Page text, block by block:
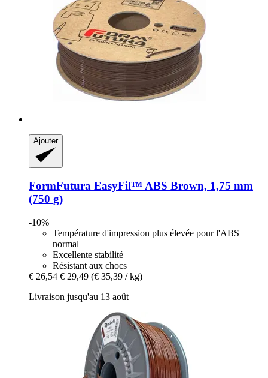
Ajouter
FormFutura EasyFil™ ABS Brown, 1,75 mm
(750 g)
-10%
Température d'impression plus élevée pour l'ABS
normal
Excellente stabilité
Résistant aux chocs
€ 26,54 € 29,49 (€ 35,39 / kg)
Livraison jusqu'au 13 août